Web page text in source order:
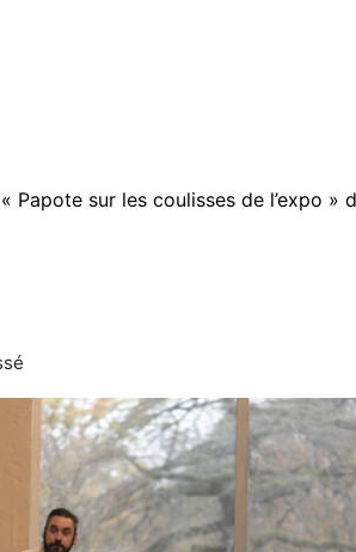
Les
« Papote sur les coulisses de l’expo »